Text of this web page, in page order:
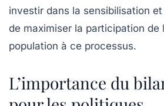
investir dans la sensibilisation et
de maximiser la participation de
population à ce processus.
L’importance du